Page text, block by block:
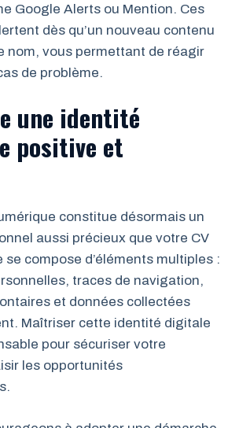
Google Alerts ou Mention. Ces
dès qu’un nouveau contenu
nom, vous permettant de réagir
de problème.
une identité
positive et
constitue désormais un
aussi précieux que votre CV
se compose d’éléments multiples :
traces de navigation,
et données collectées
Maîtriser cette identité digitale
pour sécuriser votre
les opportunités